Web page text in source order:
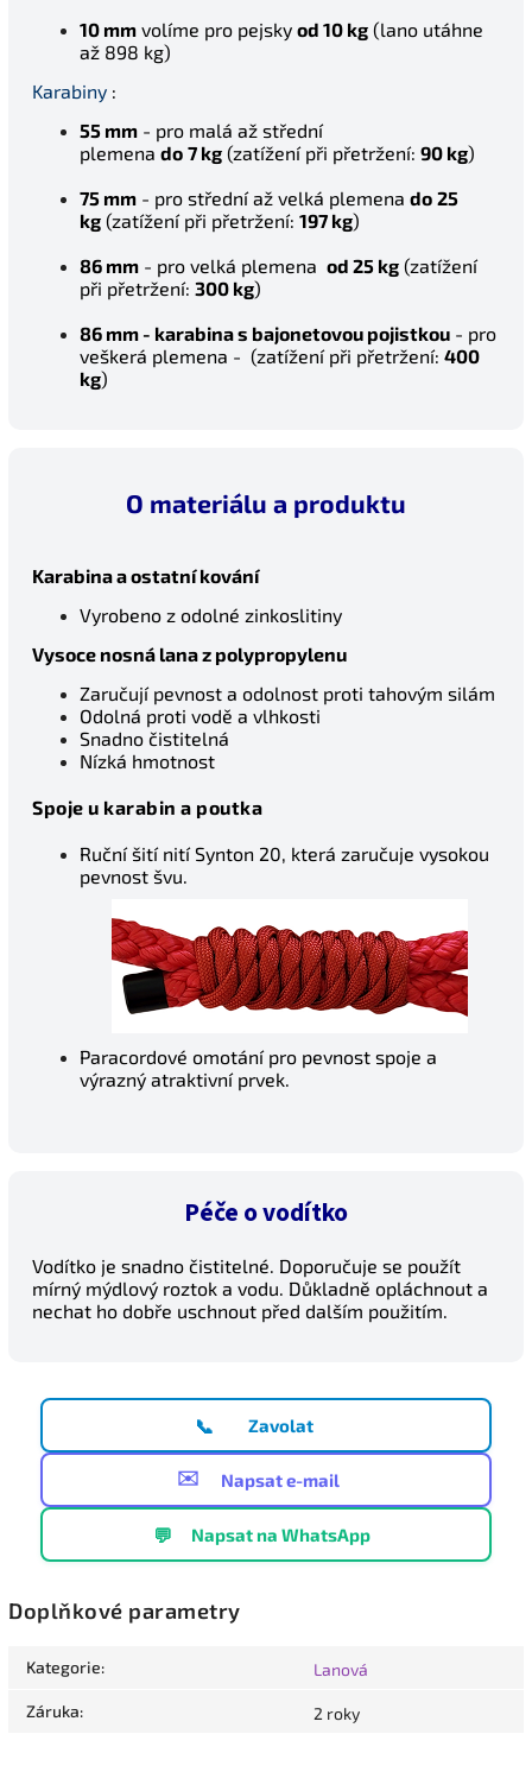
10 mm volíme pro pejsky od 10 kg (lano utáhne
až 898 kg)
Karabiny :
55 mm - pro malá až střední
plemena do 7 kg (zatížení při přetržení: 90 kg)
75 mm - pro střední až velká plemena do 25
kg (zatížení při přetržení: 197 kg)
86 mm - pro velká plemena od 25 kg (zatížení
při přetržení: 300 kg)
86 mm - karabina s bajonetovou pojistkou - pro
veškerá plemena - (zatížení při přetržení: 400
kg)
O materiálu a produktu
Karabina a ostatní kování
Vyrobeno z odolné zinkoslitiny
Vysoce nosná lana z polypropylenu
Zaručují pevnost a odolnost proti tahovým silám
Odolná proti vodě a vlhkosti
Snadno čistitelná
Nízká hmotnost
Spoje u karabin a poutka
Ruční šití nití Synton 20, která zaručuje vysokou
pevnost švu.
Paracordové omotání pro pevnost spoje a
výrazný atraktivní prvek.
Péče o vodítko
Vodítko je snadno čistitelné. Doporučuje se použít
mírný mýdlový roztok a vodu. Důkladně opláchnout a
nechat ho dobře uschnout před dalším použitím.
📞 Zavolat
✉️ Napsat e-mail
💬 Napsat na WhatsApp
Doplňkové parametry
Kategorie: Lanová
Záruka: 2 roky
Letní nabídka
Platí do 31.8.
Zadejte kód:
LETO5
Zkopírovat kód Zavřít